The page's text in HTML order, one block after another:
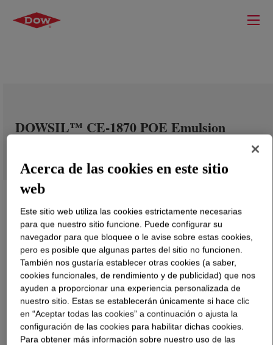
DOWSIL™ CE-1870 POE Emulsion
Qué esDOWSIL™ CE-1870 POE Emulsion?
Emulsión de dimetil silicona para el cuidado del cabello.
Acerca de las cookies en este sitio
web
Este sitio web utiliza las cookies estrictamente necesarias
para que nuestro sitio funcione. Puede configurar su
navegador para que bloquee o le avise sobre estas cookies,
pero es posible que algunas partes del sitio no funcionen.
También nos gustaría establecer otras cookies (a saber,
cookies funcionales, de rendimiento y de publicidad) que nos
ayuden a proporcionar una experiencia personalizada de
nuestro sitio. Estas se establecerán únicamente si hace clic
en “Aceptar todas las cookies” a continuación o ajusta la
configuración de las cookies para habilitar dichas cookies.
Para obtener más información sobre nuestro uso de las